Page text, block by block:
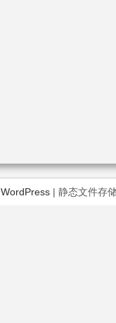
WordPress| 静态文件存